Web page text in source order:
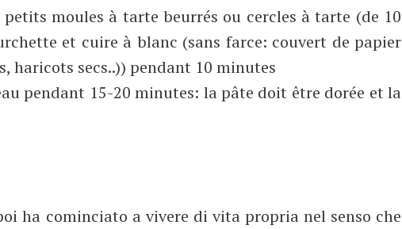
moules à tarte beurrés ou cercles à tarte (de 10
et cuire à blanc (sans farce: couvert de papier
haricots secs..)) pendant 10 minutes
pendant 15-20 minutes: la pâte doit être dorée et la
ha cominciato a vivere di vita propria nel senso che